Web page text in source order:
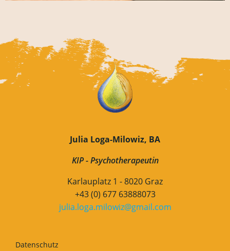
Julia Loga-Milowiz, BA
KIP - Psychotherapeutin
Karlauplatz 1 - 8020 Graz
+43 (0) 677 63888073
julia.loga.milowiz@gmail.com
Datenschutz